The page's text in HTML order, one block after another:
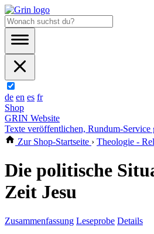
de en es fr
Shop
GRIN Website
Texte veröffentlichen, Rundum-Service
Zur Shop-Startseite › Theologie -
Die politische
Zeit Jesu
Zusammenfassung Leseprobe Details